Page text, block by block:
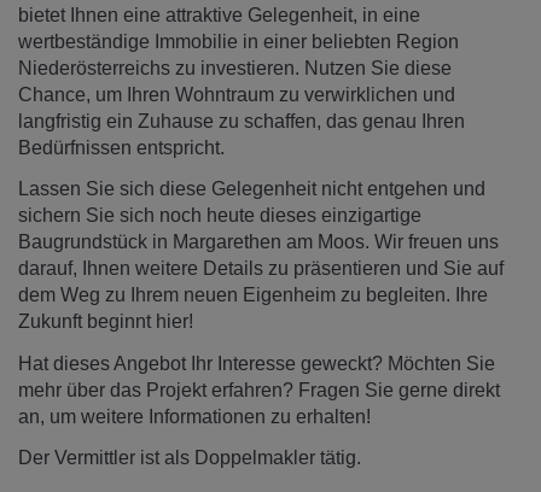
bietet Ihnen eine attraktive Gelegenheit, in eine
wertbeständige Immobilie in einer beliebten Region
Niederösterreichs zu investieren. Nutzen Sie diese
Chance, um Ihren Wohntraum zu verwirklichen und
langfristig ein Zuhause zu schaffen, das genau Ihren
Bedürfnissen entspricht.
Lassen Sie sich diese Gelegenheit nicht entgehen und
sichern Sie sich noch heute dieses einzigartige
Baugrundstück in Margarethen am Moos. Wir freuen uns
darauf, Ihnen weitere Details zu präsentieren und Sie auf
dem Weg zu Ihrem neuen Eigenheim zu begleiten. Ihre
Zukunft beginnt hier!
Hat dieses Angebot Ihr Interesse geweckt? Möchten Sie
mehr über das Projekt erfahren? Fragen Sie gerne direkt
an, um weitere Informationen zu erhalten!
Der Vermittler ist als Doppelmakler tätig.